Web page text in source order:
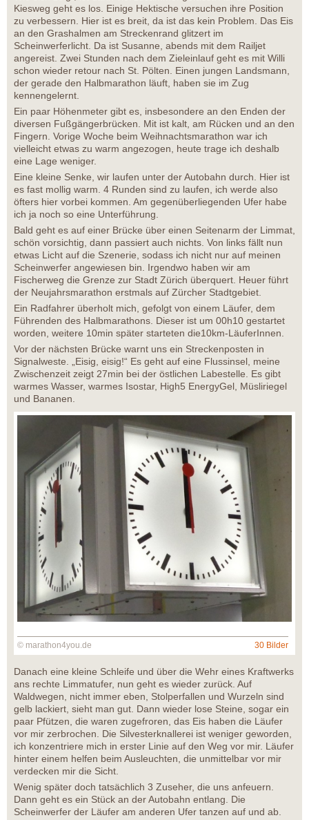
Kiesweg geht es los. Einige Hektische versuchen ihre Position
zu verbessern. Hier ist es breit, da ist das kein Problem. Das Eis
an den Grashalmen am Streckenrand glitzert im
Scheinwerferlicht. Da ist Susanne, abends mit dem Railjet
angereist. Zwei Stunden nach dem Zieleinlauf geht es mit Willi
schon wieder retour nach St. Pölten. Einen jungen Landsmann,
der gerade den Halbmarathon läuft, haben sie im Zug
kennengelernt.
Ein paar Höhenmeter gibt es, insbesondere an den Enden der
diversen Fußgängerbrücken. Mit ist kalt, am Rücken und an den
Fingern. Vorige Woche beim Weihnachtsmarathon war ich
vielleicht etwas zu warm angezogen, heute trage ich deshalb
eine Lage weniger.
Eine kleine Senke, wir laufen unter der Autobahn durch. Hier ist
es fast mollig warm. 4 Runden sind zu laufen, ich werde also
öfters hier vorbei kommen. Am gegenüberliegenden Ufer habe
ich ja noch so eine Unterführung.
Bald geht es auf einer Brücke über einen Seitenarm der Limmat,
schön vorsichtig, dann passiert auch nichts. Von links fällt nun
etwas Licht auf die Szenerie, sodass ich nicht nur auf meinen
Scheinwerfer angewiesen bin. Irgendwo haben wir am
Fischerweg die Grenze zur Stadt Zürich überquert. Heuer führt
der Neujahrsmarathon erstmals auf Zürcher Stadtgebiet.
Ein Radfahrer überholt mich, gefolgt von einem Läufer, dem
Führenden des Halbmarathons. Dieser ist um 00h10 gestartet
worden, weitere 10min später starteten die10km-LäuferInnen.
Vor der nächsten Brücke warnt uns ein Streckenposten in
Signalweste. „Eisig, eisig!“ Es geht auf eine Flussinsel, meine
Zwischenzeit zeigt 27min bei der östlichen Labestelle. Es gibt
warmes Wasser, warmes Isostar, High5 EnergyGel, Müsliriegel
und Bananen.
© marathon4you.de 30 Bilder
Danach eine kleine Schleife und über die Wehr eines Kraftwerks
ans rechte Limmatufer, nun geht es wieder zurück. Auf
Waldwegen, nicht immer eben, Stolperfallen und Wurzeln sind
gelb lackiert, sieht man gut. Dann wieder lose Steine, sogar ein
paar Pfützen, die waren zugefroren, das Eis haben die Läufer
vor mir zerbrochen. Die Silvesterknallerei ist weniger geworden,
ich konzentriere mich in erster Linie auf den Weg vor mir. Läufer
hinter einem helfen beim Ausleuchten, die unmittelbar vor mir
verdecken mir die Sicht.
Wenig später doch tatsächlich 3 Zuseher, die uns anfeuern.
Dann geht es ein Stück an der Autobahn entlang. Die
Scheinwerfer der Läufer am anderen Ufer tanzen auf und ab.